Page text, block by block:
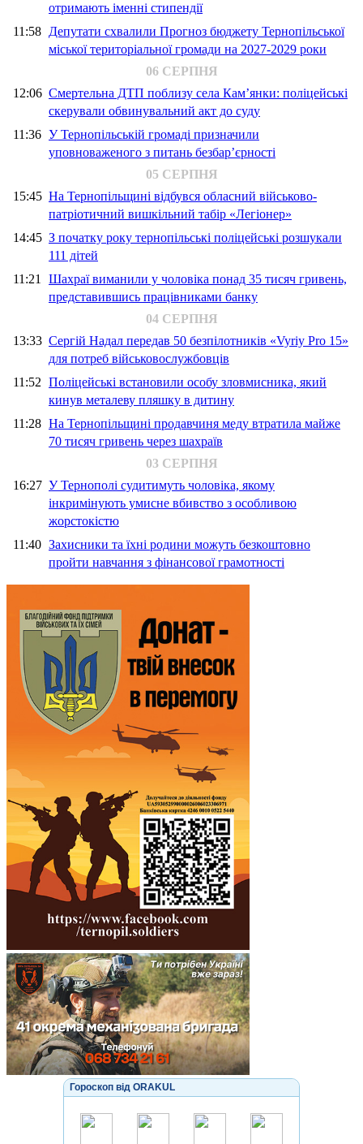
отримають іменні стипендії
11:58 Депутати схвалили Прогноз бюджету Тернопільської
міської територіальної громади на 2027-2029 роки
06 СЕРПНЯ
12:06 Смертельна ДТП поблизу села Кам’янки: поліцейські
скерували обвинувальний акт до суду
11:36 У Тернопільській громаді призначили
уповноваженого з питань безбар’єрності
05 СЕРПНЯ
15:45 На Тернопільщині відбувся обласний військово-
патріотичний вишкільний табір «Легіонер»
14:45 З початку року тернопільські поліцейські розшукали
111 дітей
11:21 Шахраї виманили у чоловіка понад 35 тисяч гривень,
представившись працівниками банку
04 СЕРПНЯ
13:33 Сергій Надал передав 50 безпілотників «Vyriy Pro 15»
для потреб військовослужбовців
11:52 Поліцейські встановили особу зловмисника, який
кинув металеву пляшку в дитину
11:28 На Тернопільщині продавчиня меду втратила майже
70 тисяч гривень через шахраїв
03 СЕРПНЯ
16:27 У Тернополі судитимуть чоловіка, якому
інкримінують умисне вбивство з особливою
жорстокістю
11:40 Захисники та їхні родини можуть безкоштовно
пройти навчання з фінансової грамотності
Гороскоп від ORAKUL